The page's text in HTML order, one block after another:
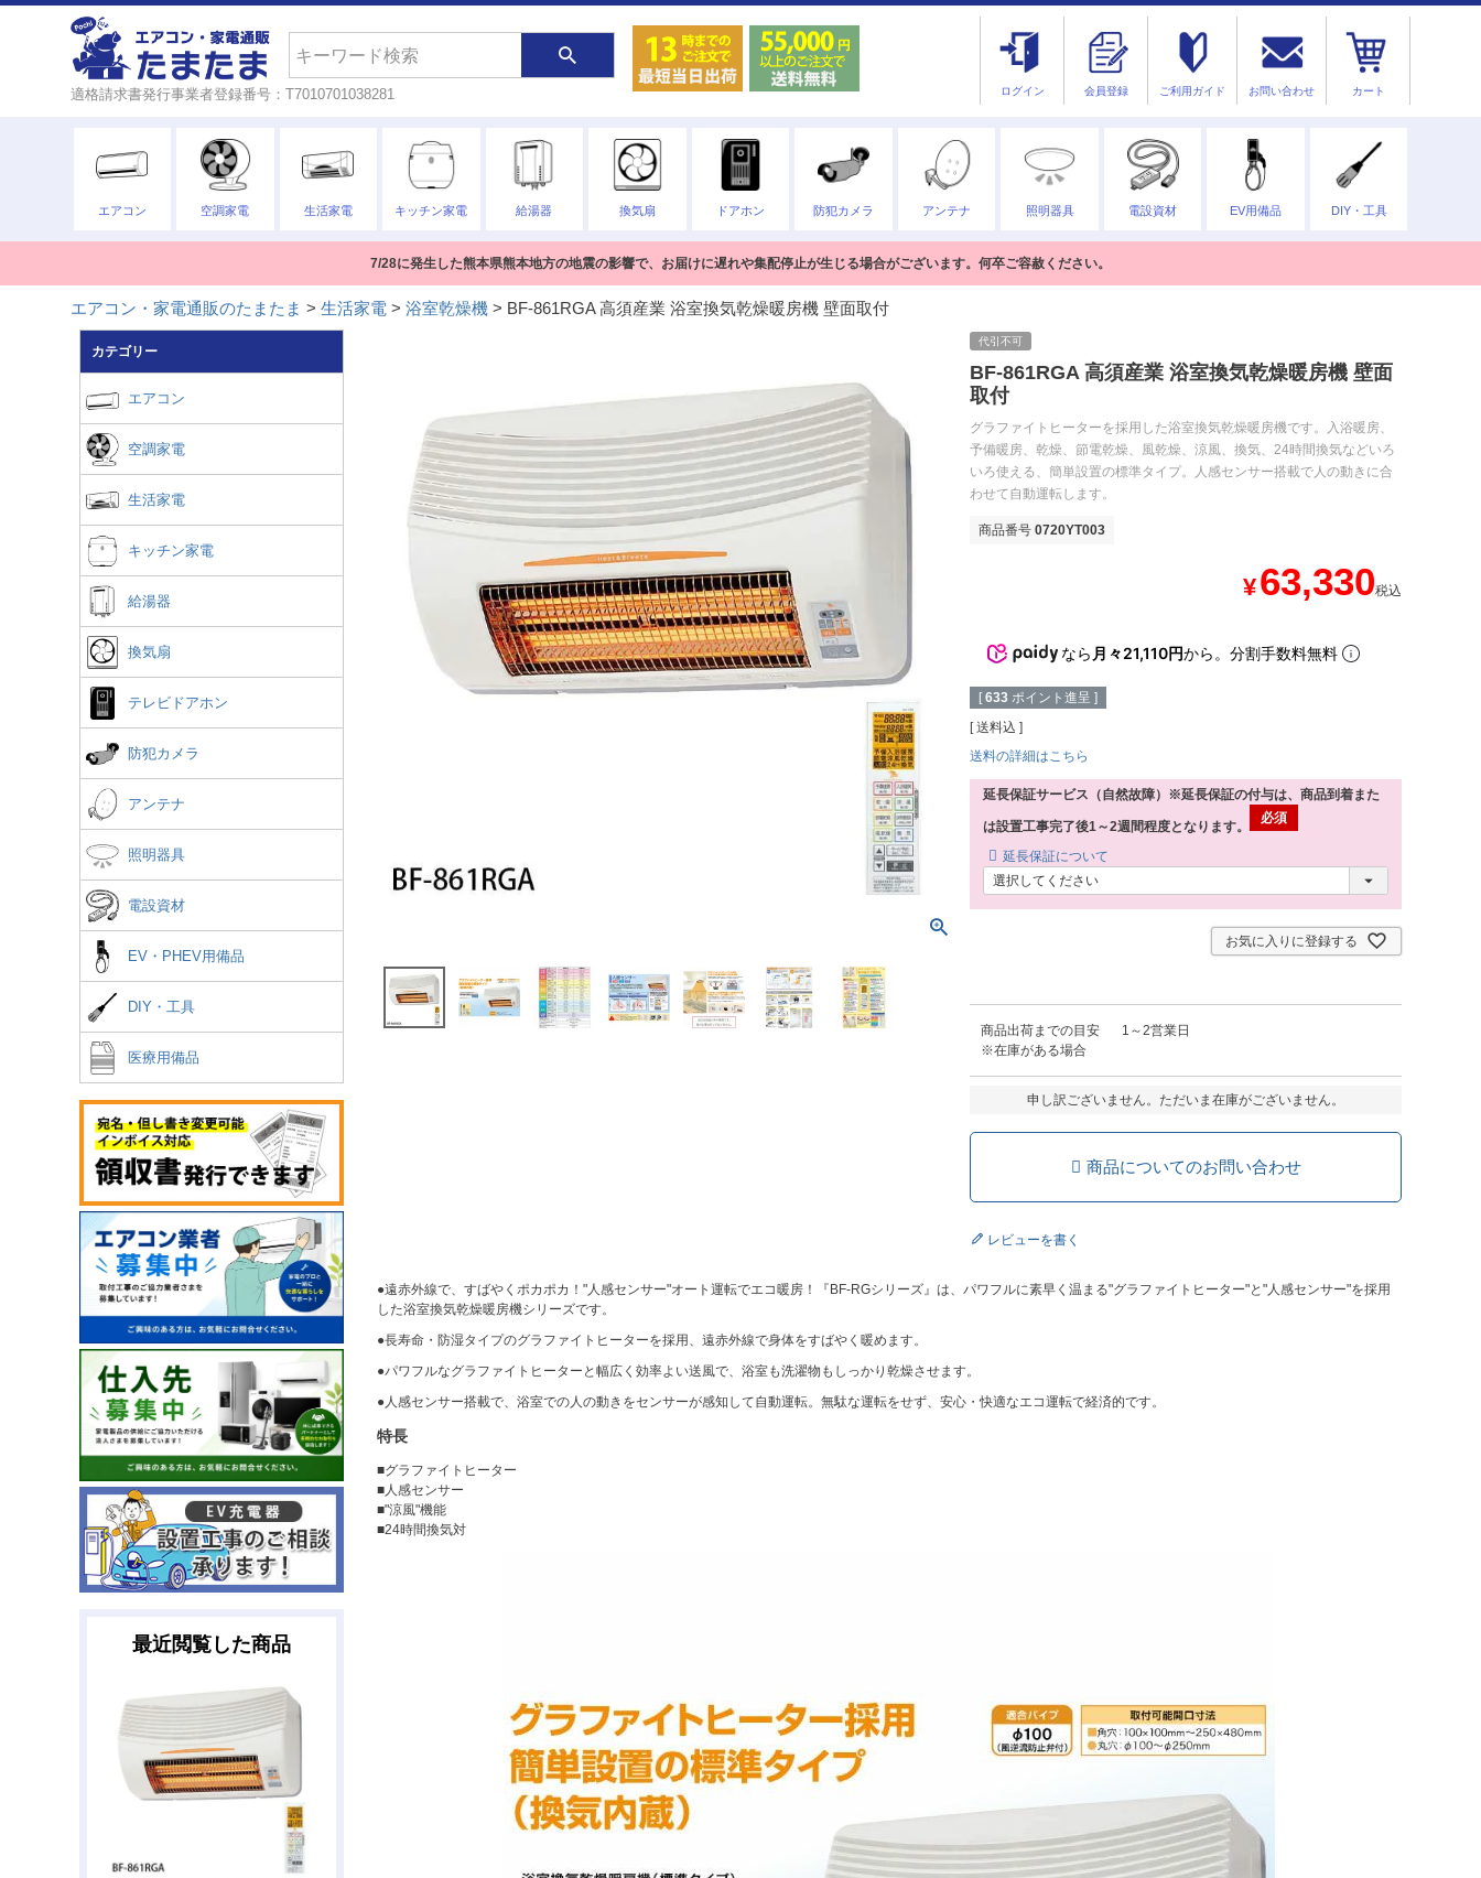
適格請求書発行事業者登録番号：T7010701038281 ログイン 会員登録 ご利用ガイド お問い合わせ カート
エアコン 空調家電 生活家電 キッチン家電 給湯器 換気扇 ドアホン 防犯カメラ アンテナ 照明器具 電設資材 EV用備品 DIY・工具
7/28に発生した熊本県熊本地方の地震の影響で、お届けに遅れや集配停止が生じる場合がございます。何卒ご容赦ください。
エアコン・家電通販のたまたま 生活家電 浴室乾燥機 BF-861RGA 高須産業 浴室換気乾燥暖房機 壁面取付
カテゴリー
エアコン
空調家電
生活家電
キッチン家電
給湯器
換気扇
テレビドアホン
防犯カメラ
アンテナ
照明器具
電設資材
EV・PHEV用備品
DIY・工具
医療用備品
最近閲覧した商品
代引不可
BF-861RGA 高須産業 浴室換気乾燥暖房機 壁面
取付
グラファイトヒーターを採用した浴室換気乾燥暖房機です。入浴暖房、
予備暖房、乾燥、節電乾燥、風乾燥、涼風、換気、24時間換気などいろ
いろ使える、簡単設置の標準タイプ。人感センサー搭載で人の動きに合
わせて自動運転します。
商品番号 0720YT003
¥63,330税込
なら 月々21,110円から。分割手数料無料
[ 633 ポイント進呈 ]
送料込
送料の詳細はこちら
延長保証サービス（自然故障）※延長保証の付与は、商品到着また
は設置工事完了後1～2週間程度となります。
延長保証について
お気に入りに登録する
商品出荷までの目安
※在庫がある場合
1～2営業日
申し訳ございません。ただいま在庫がございません。
商品についてのお問い合わせ
レビューを書く
●遠赤外線で、すばやくポカポカ！"人感センサー"オート運転でエコ暖房！『BF-RGシリーズ』は、パワフルに素早く温まる"グラファイトヒーター"と"人感センサー"を採用
した浴室換気乾燥暖房機シリーズです。
●長寿命・防湿タイプのグラファイトヒーターを採用、遠赤外線で身体をすばやく暖めます。
●パワフルなグラファイトヒーターと幅広く効率よい送風で、浴室も洗濯物もしっかり乾燥させます。
●人感センサー搭載で、浴室での人の動きをセンサーが感知して自動運転。無駄な運転をせず、安心・快適なエコ運転で経済的です。
特長
■グラファイトヒーター
■人感センサー
■"涼風"機能
■24時間換気対